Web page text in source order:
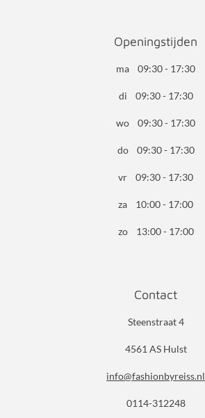
Openingstijden
ma 09:30 - 17:30
di 09:30 - 17:30
wo 09:30 - 17:30
do 09:30 - 17:30
vr 09:30 - 17:30
za 10:00 - 17:00
zo 13:00 - 17:00
Contact
Steenstraat 4
4561 AS Hulst
info@fashionbyreiss.nl
0114-312248